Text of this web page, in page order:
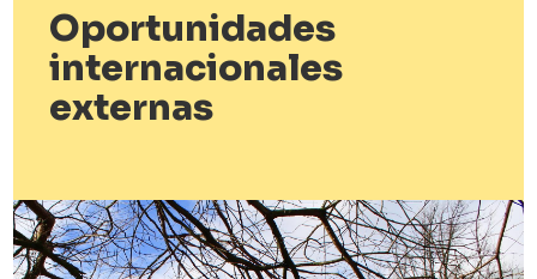
Oportunidades
internacionales
externas